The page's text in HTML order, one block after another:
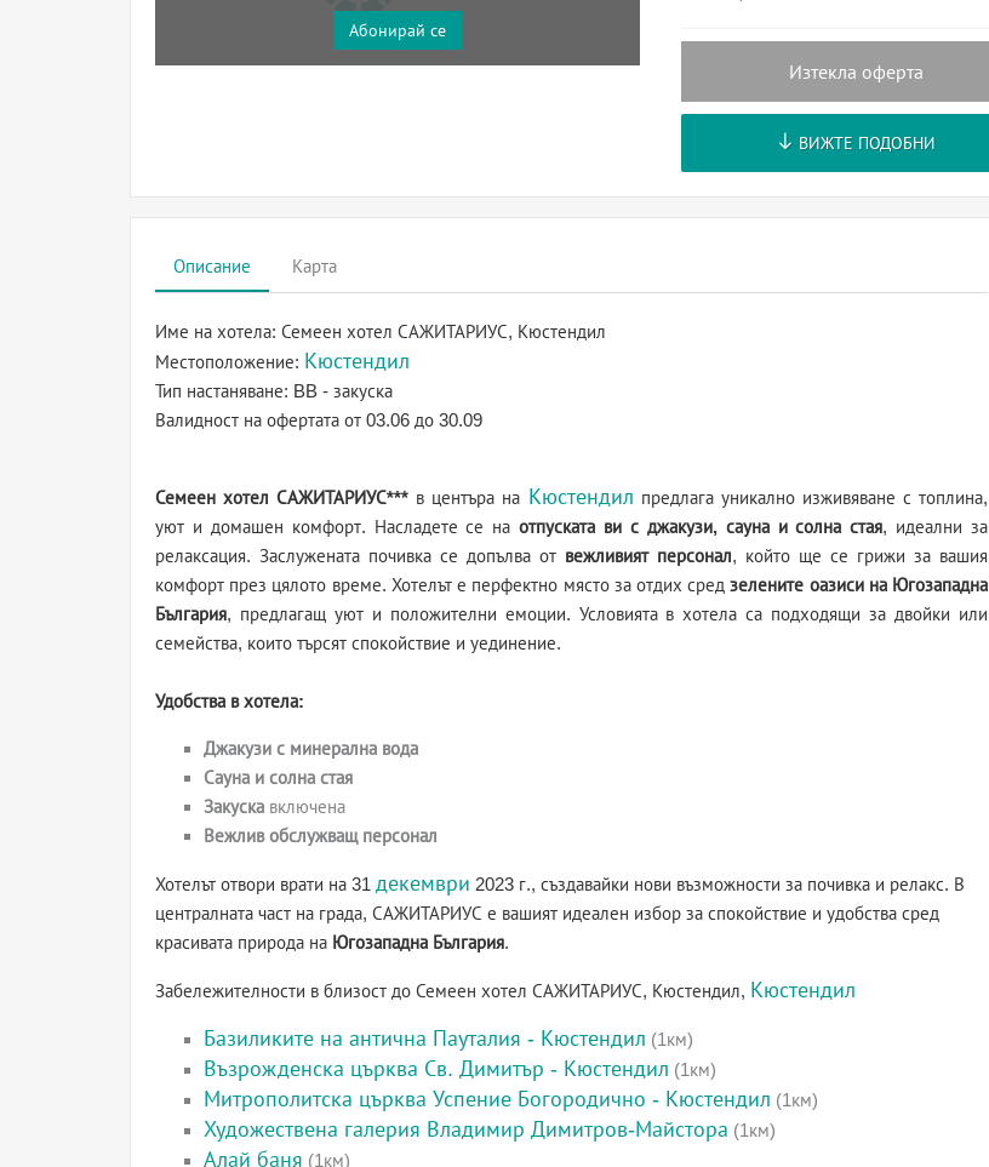
Абонирай се
Изтекла оферта
ВИЖТЕ ПОДОБНИ
Описание Карта
Име на хотела: Семеен хотел САЖИТАРИУС, Кюстендил
Местоположение: Кюстендил
Тип настаняване: BB - закуска
Валидност на офертата от 03.06 до 30.09
Семеен хотел САЖИТАРИУС*** в центъра на Кюстендил предлага уникално изживяване с топлина,
уют и домашен комфорт. Насладете се наотпуската ви с джакузи, сауна и солна стая, идеални за
релаксация. Заслужената почивка се допълва от вежливият персонал, който ще се грижи за вашия
комфорт през цялото време. Хотелът е перфектно място за отдих средзелените оазиси на Югозападна
България, предлагащ уют и положителни емоции. Условията в хотела са подходящи за двойки или
семейства, които търсят спокойствие и уединение.
Удобства в хотела:
Джакузи с минерална вода
Сауна и солна стая
Закуска включена
Вежлив обслужващ персонал
Хотелът отвори врати на 31 декември 2023 г., създавайки нови възможности за почивка и релакс. В
централната част на града, САЖИТАРИУС е вашият идеален избор за спокойствие и удобства сред
красивата природа на Югозападна България.
Забележителности в близост до Семеен хотел САЖИТАРИУС, Кюстендил, Кюстендил
Базиликите на антична Пауталия - Кюстендил (1км)
Възрожденска църква Св. Димитър - Кюстендил (1км)
Митрополитска църква Успение Богородично - Кюстендил (1км)
Художествена галерия Владимир Димитров-Майстора (1км)
Алай баня (1км)